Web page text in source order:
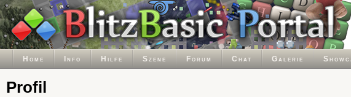
Home Info Hilfe Szene Forum Chat Galerie
Profil